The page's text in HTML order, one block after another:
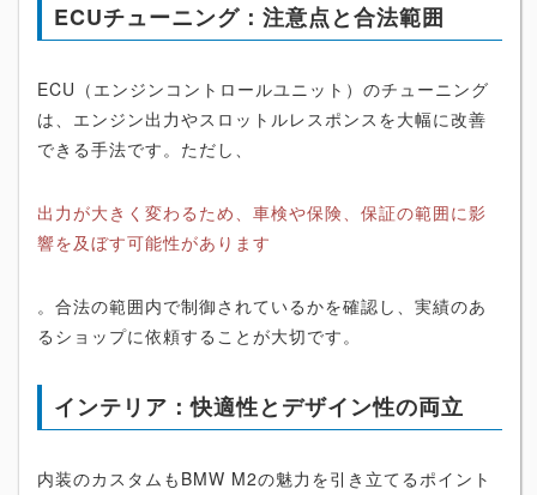
ECUチューニング：注意点と合法範囲
ECU（エンジンコントロールユニット）のチューニング
は、エンジン出力やスロットルレスポンスを大幅に改善
できる手法です。ただし、
出力が大きく変わるため、車検や保険、保証の範囲に影
響を及ぼす可能性があります
。合法の範囲内で制御されているかを確認し、実績のあ
るショップに依頼することが大切です。
インテリア：快適性とデザイン性の両立
内装のカスタムもBMW M2の魅力を引き立てるポイント